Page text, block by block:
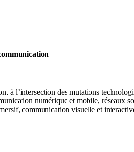
l’intersection des mutations
numérique et mobile, réseaux
communication visuelle et